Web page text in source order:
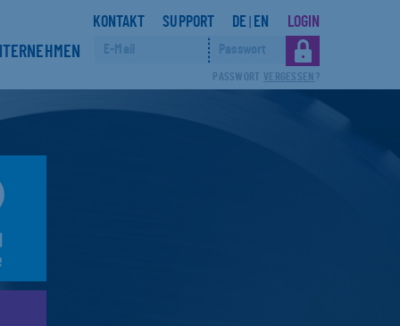
PASSWORT VERGESSEN ?
KONTAKT SUPPORT DE EN LOGIN